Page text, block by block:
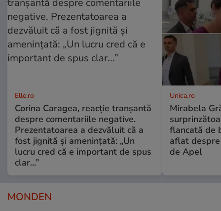
Elle.ro
Corina Caragea, reacție tranșantă
despre comentariile negative.
Prezentatoarea a dezvăluit că a
fost jignită și amenințată: „Un
lucru cred că e important de spus
clar...”
Unica.ro
Mirabela
flancată de
aflat
de Apel
MONDEN